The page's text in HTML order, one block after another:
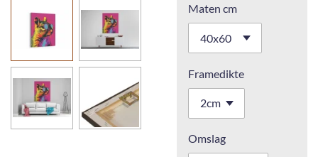
Maten cm
Framedikte
Omslag